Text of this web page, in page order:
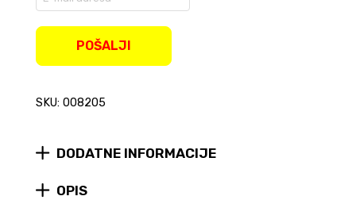
your
waitlist
product
POŠALJI
SKU: 008205
DODATNE INFORMACIJE
OPIS